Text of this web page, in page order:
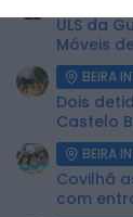
ULS da
Móveis
BEIRA
Dois
Castelo
BEIRA
Covilhã
com